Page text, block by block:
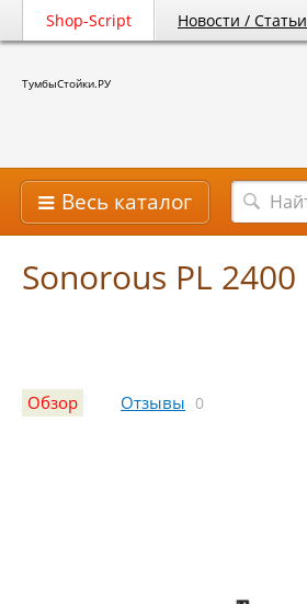
Shop-Script Новости / Статьи
ТумбыСтойки.РУ
Весь каталог
Sonorous PL 2400
Обзор Отзывы 0